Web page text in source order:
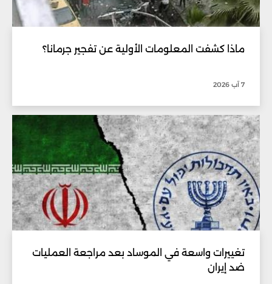
ماذا كشفت المعلومات الأولية عن تفجير جرمانا؟
7 آب 2026
تغييرات واسعة في الموساد بعد مراجعة العمليات
ضد إيران